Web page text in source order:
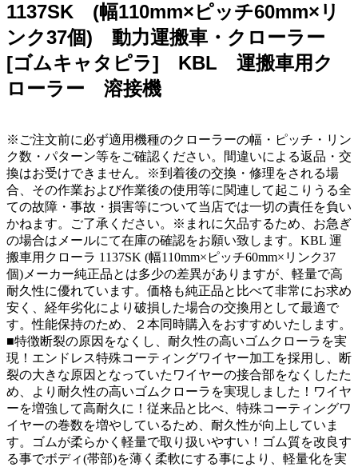
1137SK (幅110mm×ピッチ60mm×リ
ンク37個) 動力運搬車・クローラー
[ゴムキャタピラ] KBL 運搬車用ク
ローラー 溶接機
※ご注文前に必ず適用機種のクローラーの幅・ピッチ・リン
ク数・パターン等をご確認ください。間違いによる返品・交
換はお受けできません。※到着後の交換・修理をされる場
合、その作業および作業後の使用等に関連して起こりうる全
ての故障・事故・損害等について当店では一切の責任を負い
かねます。ご了承ください。※まれに欠品するため、お急ぎ
の場合はメールにて在庫の確認をお願い致します。KBL 運
搬車用クローラ 1137SK (幅110mm×ピッチ60mm×リンク37
個)メーカー純正品とは多少の差異がありますが、軽量で高
耐久性に優れています。価格も純正品と比べて非常にお求め
安く、経年劣化により破損した場合の交換用として最適で
す。性能保持のため、２本同時購入をおすすめいたします。
■特徴断裂の原因をなくし、耐久性の高いゴムクローラを実
現！エンドレス特殊コーティングワイヤー加工を採用し、断
裂の大きな原因となっていたワイヤーの接合部をなくしたた
め、より耐久性の高いゴムクローラを実現しました！ワイヤ
ーを増強して高耐久に！従来品と比べ、特殊コーティングワ
イヤーの巻数を増やしているため、耐久性が向上していま
す。ゴムが柔らかく軽量で取り扱いやすい！ゴム質を改良す
る事でボディ(帯部)を薄く柔軟にする事により、軽量化を実